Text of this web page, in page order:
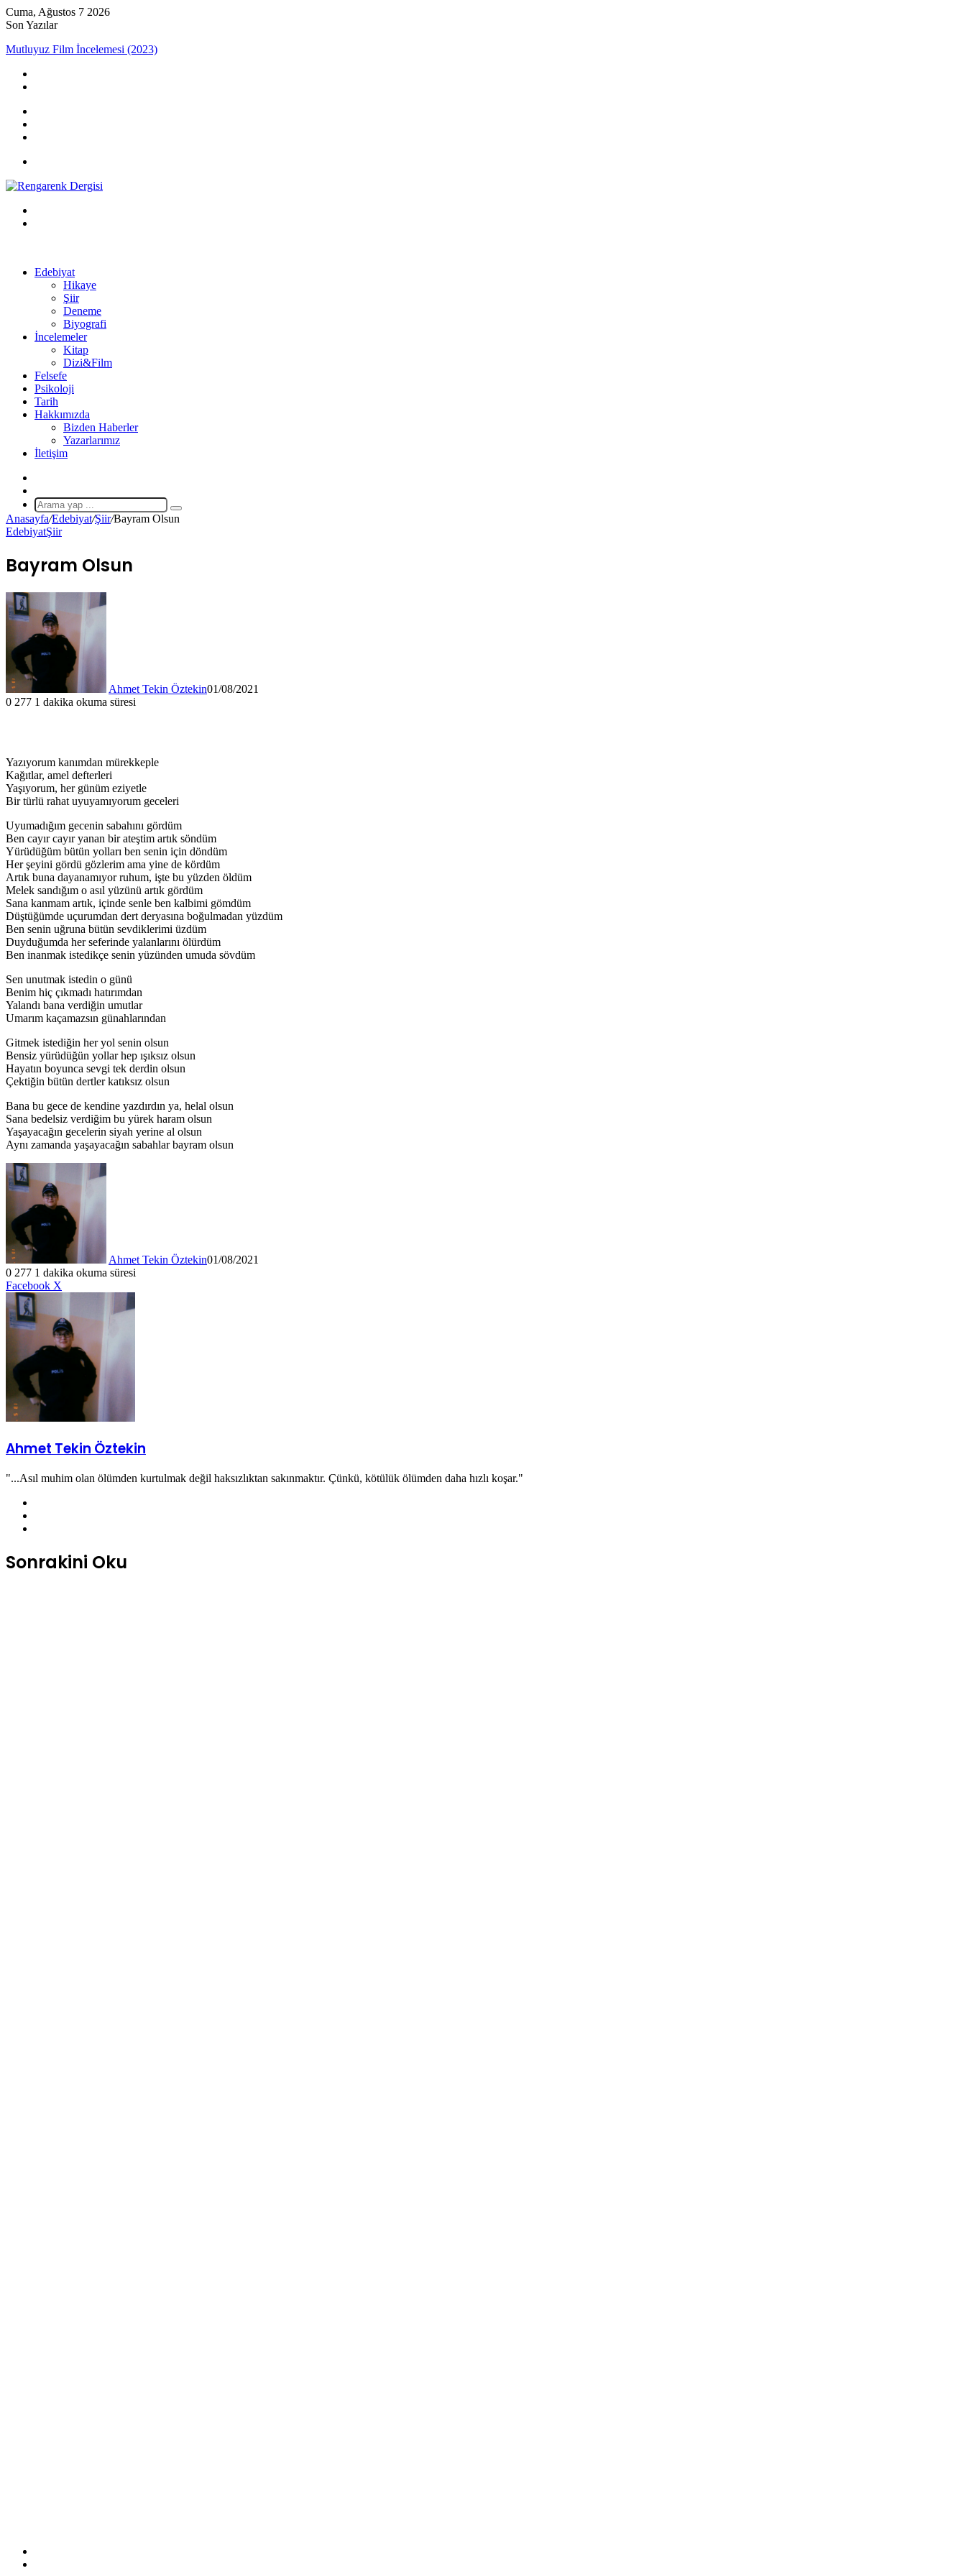
Cuma, Ağustos 7 2026
Son Yazılar
Mutluyuz Film İncelemesi (2023)
Edebiyat
Hikaye
Şiir
Deneme
Biyografi
İncelemeler
Kitap
Dizi&Film
Felsefe
Psikoloji
Tarih
Hakkımızda
Bizden Haberler
Yazarlarımız
İletişim
Makale
Arama
yap
Anasayfa/Edebiyat/Şiir/Bayram Olsun
EdebiyatŞiir
Bayram Olsun
Ahmet Tekin Öztekin01/08/2021
0 277 1 dakika okuma süresi
Yazıyorum kanımdan mürekkeple
Kağıtlar, amel defterleri
Yaşıyorum, her günüm eziyetle
Bir türlü rahat uyuyamıyorum geceleri
Uyumadığım gecenin sabahını gördüm
Ben cayır cayır yanan bir ateştim artık söndüm
Yürüdüğüm bütün yolları ben senin için döndüm
Her şeyini gördü gözlerim ama yine de kördüm
Artık buna dayanamıyor ruhum, işte bu yüzden öldüm
Melek sandığım o asıl yüzünü artık gördüm
Sana kanmam artık, içinde senle ben kalbimi gömdüm
Düştüğümde uçurumdan dert deryasına boğulmadan yüzdüm
Ben senin uğruna bütün sevdiklerimi üzdüm
Duyduğumda her seferinde yalanlarını ölürdüm
Ben inanmak istedikçe senin yüzünden umuda sövdüm
Sen unutmak istedin o günü
Benim hiç çıkmadı hatırımdan
Yalandı bana verdiğin umutlar
Umarım kaçamazsın günahlarından
Gitmek istediğin her yol senin olsun
Bensiz yürüdüğün yollar hep ışıksız olsun
Hayatın boyunca sevgi tek derdin olsun
Çektiğin bütün dertler katıksız olsun
Bana bu gece de kendine yazdırdın ya, helal olsun
Sana bedelsiz verdiğim bu yürek haram olsun
Yaşayacağın gecelerin siyah yerine al olsun
Aynı zamanda yaşayacağın sabahlar bayram olsun
Ahmet Tekin Öztekin01/08/2021
0 277 1 dakika okuma süresi
Facebook X
paylaş
Ahmet Tekin Öztekin
"...Asıl muhim olan ölümden kurtulmak değil haksızlıktan sakınmaktır. Çünkü, kötülük ölümden daha hızlı koşar."
Sonrakini Oku